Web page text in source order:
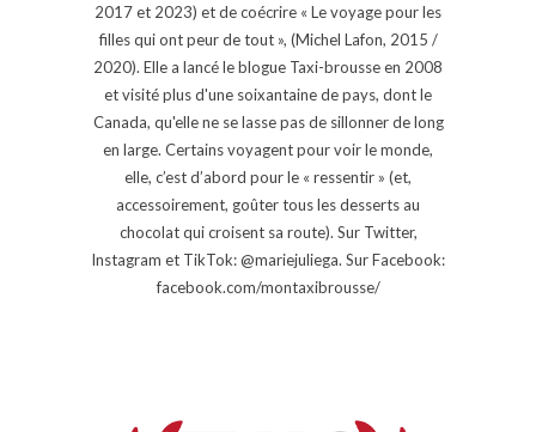
2017 et 2023) et de coécrire « Le voyage pour les
filles qui ont peur de tout », (Michel Lafon, 2015 /
2020). Elle a lancé le blogue Taxi-brousse en 2008
et visité plus d'une soixantaine de pays, dont le
Canada, qu'elle ne se lasse pas de sillonner de long
en large. Certains voyagent pour voir le monde,
elle, c’est d’abord pour le « ressentir » (et,
accessoirement, goûter tous les desserts au
chocolat qui croisent sa route). Sur Twitter,
Instagram et TikTok: @mariejuliega. Sur Facebook:
facebook.com/montaxibrousse/